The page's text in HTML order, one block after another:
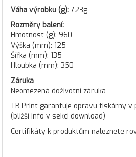
Váha výrobku (g): 723g
Rozměry balení:
Hmotnost (g): 960
Výška (mm): 125
Šířka (mm): 135
Hloubka (mm): 350
Záruka
Neomezená doživotní záruka
TB Print garantuje opravu tiskárny v
(bližší info v sekci download)
Certifikáty k produktům naleznete